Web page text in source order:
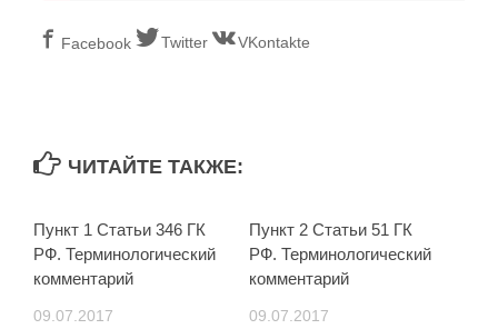
Facebook Twitter VKontakte
ЧИТАЙТЕ ТАКЖЕ:
Пункт 1 Статьи 346 ГК
РФ. Терминологический
комментарий
09.07.2017
Пункт 2 Статьи 51 ГК
РФ. Терминологический
комментарий
09.07.2017